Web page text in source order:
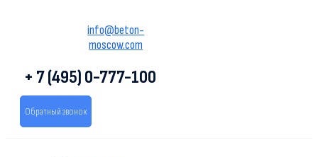
info@beton-
moscow.com
+ 7 (495) 0-777-100
Обратный звонок